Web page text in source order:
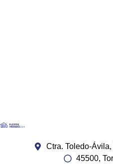
Ctra. Toledo-
45500,